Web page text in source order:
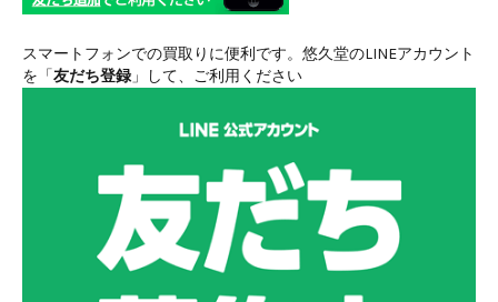
スマートフォンでの買取りに便利です。悠久堂のLINEアカウント
を「友だち登録 」して、ご利用ください